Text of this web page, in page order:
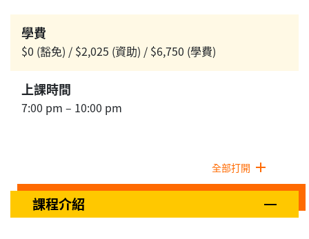
學費
$0 (豁免) / $2,025 (資助) / $6,750 (學費)
上課時間
7:00 pm – 10:00 pm
全部打開
課程介紹